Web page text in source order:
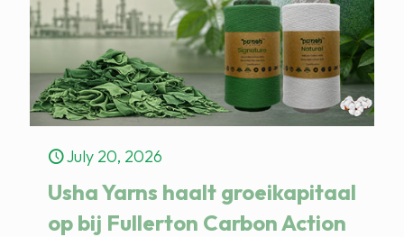
July 20, 2026
Usha Yarns haalt groeikapitaal
op bij Fullerton Carbon Action